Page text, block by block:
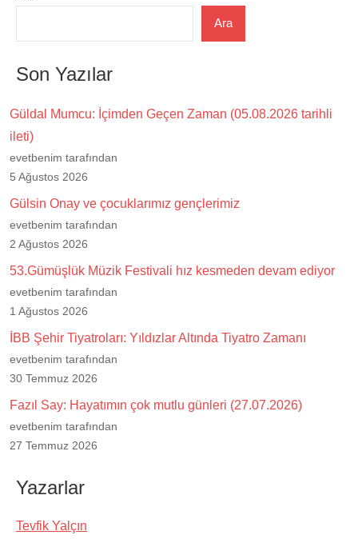
Ara
Son Yazılar
Güldal Mumcu: İçimden Geçen Zaman (05.08.2026 tarihli
ileti)
evetbenim tarafından
5 Ağustos 2026
Gülsin Onay ve çocuklarımız gençlerimiz
evetbenim tarafından
2 Ağustos 2026
53.Gümüşlük Müzik Festivali hız kesmeden devam ediyor
evetbenim tarafından
1 Ağustos 2026
İBB Şehir Tiyatroları: Yıldızlar Altında Tiyatro Zamanı
evetbenim tarafından
30 Temmuz 2026
Fazıl Say: Hayatımın çok mutlu günleri (27.07.2026)
evetbenim tarafından
27 Temmuz 2026
Yazarlar
Tevfik Yalçın